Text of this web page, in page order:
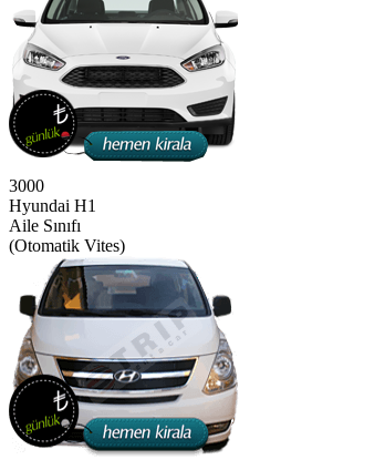
3000
Hyundai H1
Aile Sınıfı
(Otomatik Vites)